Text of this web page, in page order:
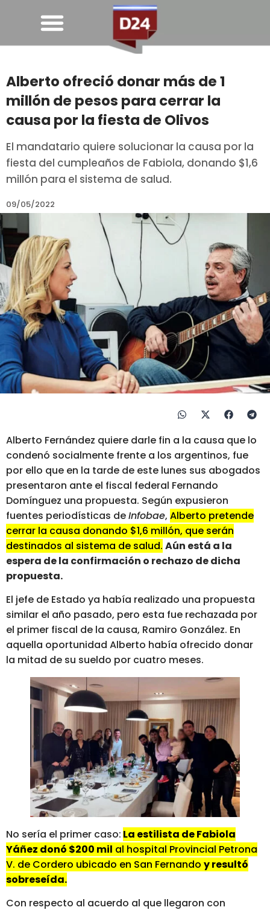
Alberto ofreció donar más de 1
millón de pesos para cerrar la
causa por la fiesta de Olivos
El mandatario quiere solucionar la causa por la
fiesta del cumpleaños de Fabiola, donando $1,6
millón para el sistema de salud.
09/05/2022
Alberto Fernández quiere darle fin a la causa que lo
condenó socialmente frente a los argentinos, fue
por ello que en la tarde de este lunes sus abogados
presentaron ante el fiscal federal Fernando
Domínguez una propuesta. Según expusieron
fuentes periodísticas deInfobae, Alberto pretende
cerrar la causa donando $1,6 millón, que serán
destinados al sistema de salud. Aún está a la
espera de la confirmación o rechazo de dicha
propuesta.
El jefe de Estado ya había realizado una propuesta
similar el año pasado, pero esta fue rechazada por
el primer fiscal de la causa, Ramiro González. En
aquella oportunidad Alberto había ofrecido donar
la mitad de su sueldo por cuatro meses.
No sería el primer caso: La estilista de Fabiola
Yáñez donó $200 mil al hospital Provincial Petrona
V. de Cordero ubicado en San Fernando y resultó
sobreseída.
Con respecto al acuerdo al que llegaron con